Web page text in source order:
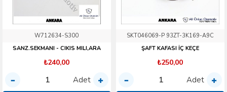
W712634-S300
SANZ.SEKMANI - CIKIS MILI,ARA
₺240,00
Adet
SKT046069-P 93ZT-3K169-A9C
ŞAFT KAFASI İÇ KEÇE
₺250,00
Adet